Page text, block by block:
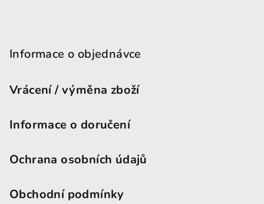
Informace o objednávce
Vrácení / výměna zboží
Informace o doručení
Ochrana osobních údajů
Obchodní podmínky